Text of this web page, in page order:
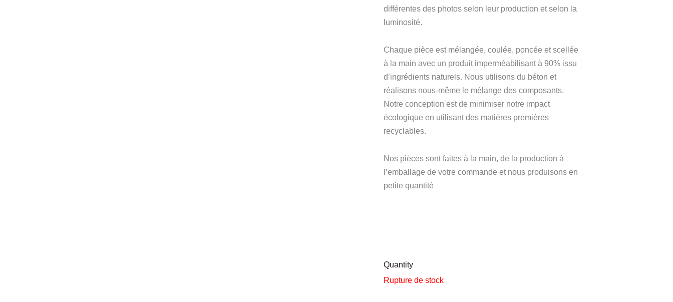
différentes des photos selon leur production et selon la
luminosité.
Chaque pièce est mélangée, coulée, poncée et scellée
à la main avec un produit imperméabilisant à 90% issu
d’ingrédients naturels. Nous utilisons du béton et
réalisons nous-même le mélange des composants.
Notre conception est de minimiser notre impact
écologique en utilisant des matières premières
recyclables.
Nos pièces sont faites à la main, de la production à
l’emballage de votre commande et nous produisons en
petite quantité
Quantity
Rupture de stock